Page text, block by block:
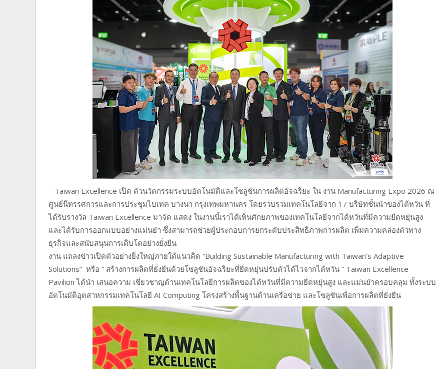
Taiwan Excellence เปิด ตัวนวัตกรรมระบบอัตโนมัติและโซลูชันการผลิตอัจฉริยะ ใน งาน Manufacturing Expo 2026 ณ
ศูนย์นิทรรศการและการประชุมไบเทค บางนา กรุงเทพมหานคร โดยรวบรวมเทคโนโลยีจาก 17 บริษัทชั้นนำของไต้หวัน ที่
ได้รับรางวัล Taiwan Excellence มาจัด แสดง ในงานนี้เราได้เห็นศักยภาพของเทคโนโลยีจากได้หวันที่มีความยืดหยุ่นสูง
และได้รับการออกแบบอย่างแม่นยำ ซึ่งสามารถช่วยผู้ประกอบการยกระดับประสิทธิภาพการผลิต เพิ่มความคล่องตัวทาง
ธุรกิจและสนับสนุนการเติบโตอย่างยั่งยืน
งาน แถลงข่าวเปิดตัวอย่างยิ่งใหญ่ภายใต้แนวคิด “Building Sustainable Manufacturing with Taiwan's Adaptive
Solutions” หรือ “ สร้างการผลิตที่ยั่งยืนด้วยโซลูชันอัจฉริยะที่ยืดหยุ่นปรับตัวได้ไวจากไต้หวัน ” Taiwan Excellence
Pavilion ได้นำ เสนอความ เชี่ยวชาญด้านเทคโนโลยีการผลิตของไต้หวันที่มีความยืดหยุ่นสูง และแม่นยำครอบคลุม ทั้งระบบ
อัตโนมัติอุตสาหกรรมเทคโนโลยี AI Computing โครงสร้างพื้นฐานด้านเครือข่าย และโซลูชันเพื่อการผลิตที่ยั่งยืน